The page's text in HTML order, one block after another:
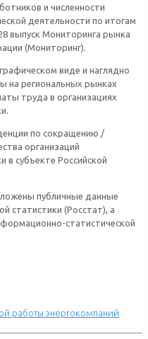
и численности
деятельности по итогам
выпуск Мониторинга рынка
(Мониторинг).
виде и наглядно
на региональных рынках
труда в организациях
по сокращению /
организаций
в субъекте Российской
публичные данные
статистики (Росстат), а
статистической
работы энергокомпаний